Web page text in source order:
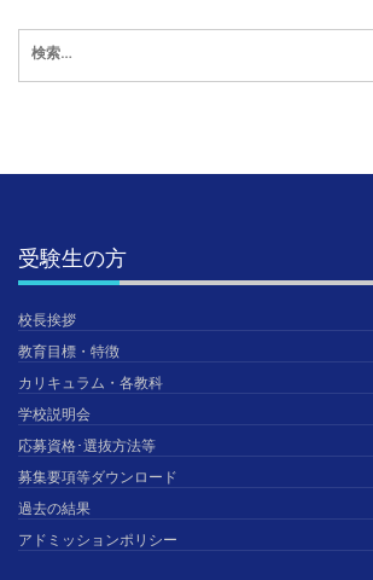
索:
受験生の方
校長挨拶
教育目標・特徴
カリキュラム・各教科
学校説明会
応募資格･選抜方法等
募集要項等ダウンロード
過去の結果
アドミッションポリシー